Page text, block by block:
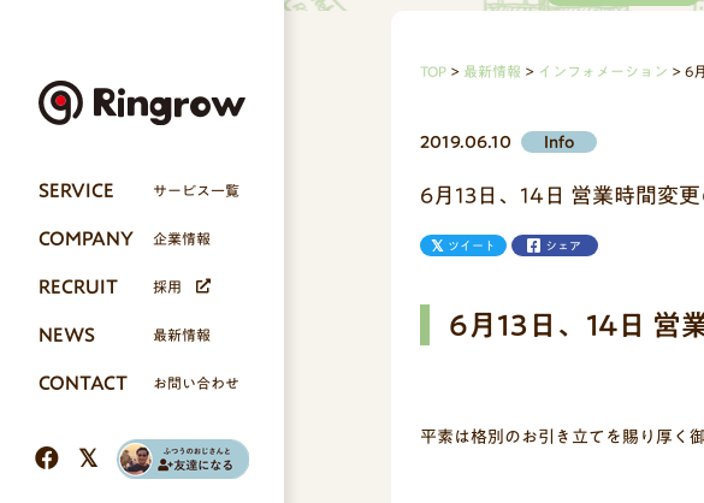
SERVICE サービス一覧
COMPANY 企業情報
RECRUIT 採用
NEWS 最新情報
CONTACT お問い合わせ
TOP 最新情報 インフォメーション 6
2019.06.10 Info
6月13日、14日 営業時間変
ツイート シェア
6月13日、14日 営
平素は格別のお引き立てを賜り厚く